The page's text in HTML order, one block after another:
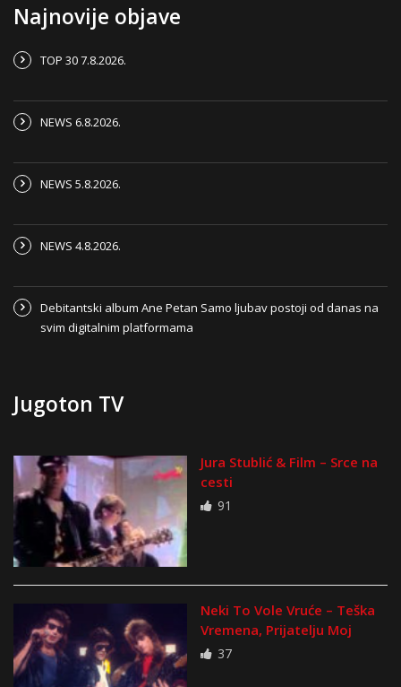
Najnovije objave
TOP 30 7.8.2026.
NEWS 6.8.2026.
NEWS 5.8.2026.
NEWS 4.8.2026.
Debitantski album Ane Petan Samo ljubav postoji od danas na
svim digitalnim platformama
Jugoton TV
Jura Stublić & Film – Srce na
cesti
91
Neki To Vole Vruće – Teška
Vremena, Prijatelju Moj
37